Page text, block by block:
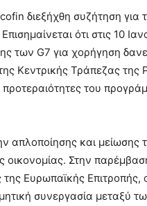
διεξήχθη συζήτηση
ότι στις 10
των G7 για χορήγηση
Κεντρικής Τράπεζας
του
απλοποίησης και μείωσης
οικονομίας. Στην
της Ευρωπαϊκής
συνεργασία